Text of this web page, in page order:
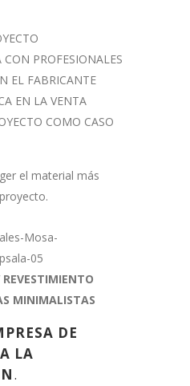
PROFESIONALES
EL FABRICANTE
EN LA VENTA
COMO CASO
el material más
MINIMALISTAS
DE
LA
.